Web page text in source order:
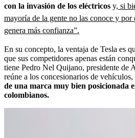
con la invasión de los eléctricos y, si
mayoría de la gente no las conoce y
genera más confianza”.
En su concepto, la ventaja de Tesla es
que sus competidores apenas están
tiene Pedro Nel Quijano, presidente de
reúne a los concesionarios de
de una marca muy bien posicionada
colombianos.